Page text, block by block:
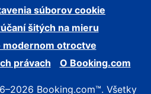
súborov cookie
šitých na mieru
modernom otroctve
právach
O Booking.com
Booking.com™. Všetky